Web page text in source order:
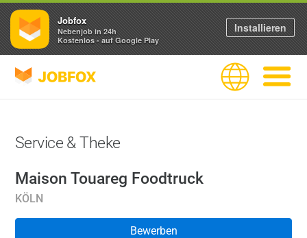
JOBFOX Sprache
Service & Theke
Maison Touareg Foodtruck
KÖLN
Bewerben
Jobfox
Nebenjob in 24h
Kostenlos - auf Google Play
Installieren